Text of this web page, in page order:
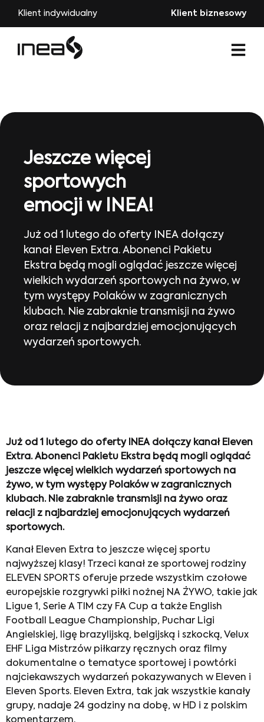
Klient indywidualny Klient biznesowy
Jeszcze więcej
sportowych
emocji w INEA!
Już od 1 lutego do oferty INEA dołączy
kanał Eleven Extra. Abonenci Pakietu
Ekstra będą mogli oglądać jeszcze więcej
wielkich wydarzeń sportowych na żywo, w
tym występy Polaków w zagranicznych
klubach. Nie zabraknie transmisji na żywo
oraz relacji z najbardziej emocjonujących
wydarzeń sportowych.
Już od 1 lutego do oferty INEA dołączy kanał Eleven
Extra. Abonenci Pakietu Ekstra będą mogli oglądać
jeszcze więcej wielkich wydarzeń sportowych na
żywo, w tym występy Polaków w zagranicznych
klubach. Nie zabraknie transmisji na żywo oraz
relacji z najbardziej emocjonujących wydarzeń
sportowych.
Kanał Eleven Extra to jeszcze więcej sportu
najwyższej klasy! Trzeci kanał ze sportowej rodziny
ELEVEN SPORTS oferuje przede wszystkim czołowe
europejskie rozgrywki piłki nożnej NA ŻYWO, takie jak
Ligue 1, Serie A TIM czy FA Cup a także English
Football League Championship, Puchar Ligi
Angielskiej, ligę brazylijską, belgijską i szkocką, Velux
EHF Liga Mistrzów piłkarzy ręcznych oraz filmy
dokumentalne o tematyce sportowej i powtórki
najciekawszych wydarzeń pokazywanych w Eleven i
Eleven Sports. Eleven Extra, tak jak wszystkie kanały
grupy, nadaje 24 godziny na dobę, w HD i z polskim